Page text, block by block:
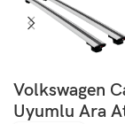
Volkswagen
Uyumlu Ara